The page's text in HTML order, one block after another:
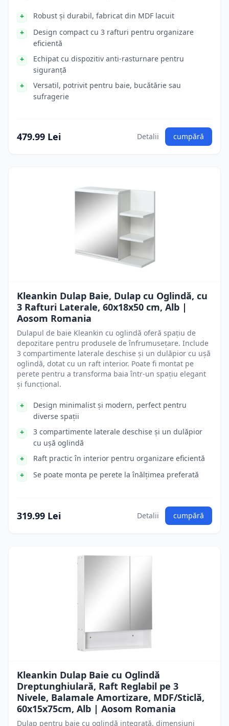
Robust și durabil, fabricat din MDF lacuit
Design compact cu 3 rafturi pentru organizare
eficientă
Echipat cu dispozitiv anti-rasturnare pentru
siguranță
Versatil, potrivit pentru baie, bucătărie sau
sufragerie
479.99 Lei Detalii cumpără
Kleankin Dulap Baie, Dulap cu Oglindă, cu
3 Rafturi Laterale, 60x18x50 cm, Alb |
Aosom Romania
Dulapul de baie Kleankin cu oglindă oferă spațiu de
depozitare pentru produsele de înfrumusețare. Include
3 compartimente laterale deschise și un dulăpior cu ușă
oglindă, dotat cu un raft interior. Poate fi montat pe
perete pentru a transforma baia într-un spațiu elegant
și funcțional.
Design minimalist și modern, perfect pentru
diverse spații
3 compartimente laterale deschise și un dulăpior
cu ușă oglindă
Raft practic în interior pentru organizare eficientă
Se poate monta pe perete la înălțimea preferată
319.99 Lei Detalii cumpără
Kleankin Dulap Baie cu Oglindă
Dreptunghiulară, Raft Reglabil pe 3
Nivele, Balamale Amortizare, MDF/Sticlă,
60x15x75cm, Alb | Aosom Romania
Dulap pentru baie cu oglindă integrată, dimensiuni